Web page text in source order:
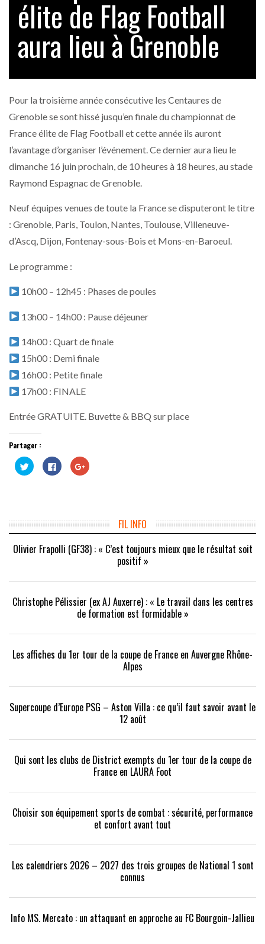
élite de Flag Football
aura lieu à Grenoble
Pour la troisième année consécutive les Centaures de
Grenoble se sont hissé jusqu’en finale du championnat de
France élite de Flag Football et cette année ils auront
l’avantage d’organiser l’événement. Ce dernier aura lieu le
dimanche 16 juin prochain, de 10 heures à 18 heures, au stade
Raymond Espagnac de Grenoble.
Neuf équipes venues de toute la France se disputeront le titre
: Grenoble, Paris, Toulon, Nantes, Toulouse, Villeneuve-
d’Ascq, Dijon, Fontenay-sous-Bois et Mons-en-Baroeul.
Le programme :
10h00 – 12h45 : Phases de poules
13h00 – 14h00 : Pause déjeuner
14h00 : Quart de finale
15h00 : Demi finale
16h00 : Petite finale
17h00 : FINALE
Entrée GRATUITE. Buvette & BBQ sur place
Partager :
Cliquez
pour
partager
fenêtre)
Cliquez
pour
partager
fenêtre)
Cliquez
pour
nouvelle
fenêtre)
FIL INFO
Olivier Frapolli (GF38) : « C’est toujours mieux que le résultat soit
positif »
Christophe Pélissier (ex AJ Auxerre) : « Le travail dans les centres
de formation est formidable »
Les affiches du 1er tour de la coupe de France en Auvergne Rhône-
Alpes
Supercoupe d’Europe PSG – Aston Villa : ce qu’il faut savoir avant le
12 août
Qui sont les clubs de District exempts du 1er tour de la coupe de
France en LAURA Foot
Choisir son équipement sports de combat : sécurité, performance
et confort avant tout
Les calendriers 2026 – 2027 des trois groupes de National 1 sont
connus
Info MS. Mercato : un attaquant en approche au FC Bourgoin-Jallieu